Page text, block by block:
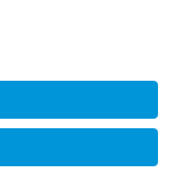
Intern